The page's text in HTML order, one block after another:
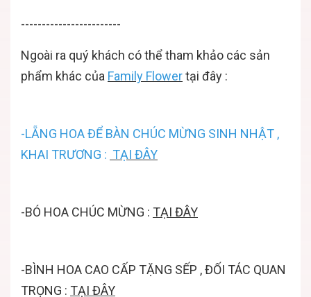
------------------------
Ngoài ra quý khách có thể tham khảo các sản
phẩm khác của Family Flowertại đây :
-LẴNG HOA ĐỂ BÀN CHÚC MỪNG SINH NHẬT ,
KHAI TRƯƠNG : TẠI ĐÂY
-BÓ HOA CHÚC MỪNG : TẠI ĐÂY
-BÌNH HOA CAO CẤP TẶNG SẾP , ĐỐI TÁC QUAN
TRỌNG : TẠI ĐÂY